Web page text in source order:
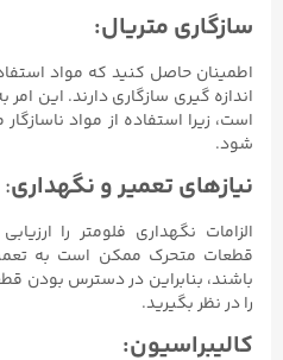
سازگاری متریال:
اطمینان حاصل کنید که مواد
اندازه گیری سازگاری دارند. این
است، زیرا استفاده از مواد
شود.
نیازهای تعمیر و نگهداری:
الزامات نگهداری فلومتر را
قطعات متحرک ممکن است به
باشند، بنابراین در دسترس بودن
را در نظر بگیرید.
کالیبراسیون: